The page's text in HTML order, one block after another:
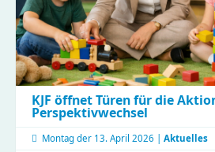
KJF öffnet Türen für die
Perspektivwechsel
Montag der 13. April 2026 | Aktuelles